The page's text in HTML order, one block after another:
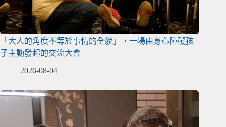
「大人的角度不等於事情的全貌」，一場由身心障礙孩
子主動發起的交流大會
2026-08-04